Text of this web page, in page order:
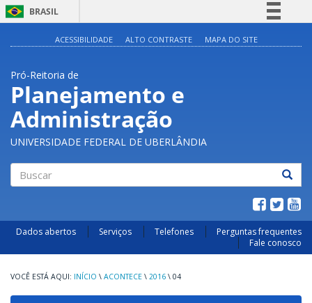
BRASIL
Acesso à informação
ACESSIBILIDADE ALTO CONTRASTE MAPA DO SITE
Pró-Reitoria de
Planejamento e
Administração
UNIVERSIDADE FEDERAL DE UBERLÂNDIA
Dados abertos Serviços Telefones
Perguntas frequentes
Fale conosco
INÍCIO \ ACONTECE \ 2016 \ 04